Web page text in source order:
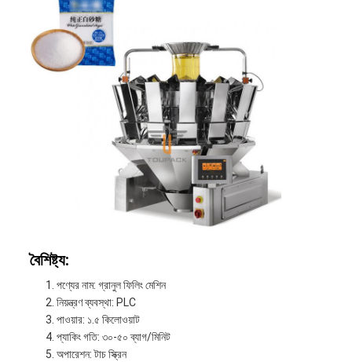
বৈশিষ্ট্য:
পণ্যের নাম: গ্রানুল ফিলিং মেশিন
নিয়ন্ত্রণ ব্যবস্থা: PLC
পাওয়ার: ১.৫ কিলোওয়াট
প্যাকিং গতি: ৩০-৫০ ব্যাগ/মিনিট
অপারেশন: টাচ স্ক্রিন